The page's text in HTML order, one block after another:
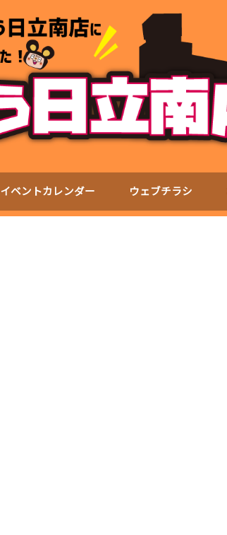
イベントカレンダー ウェブチラシ